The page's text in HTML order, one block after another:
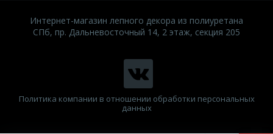
Интернет-магазин лепного декора из полиуретана
СПб, пр. Дальневосточный 14, 2 этаж, секция 205
Политика компании в отношении обработки персональных
данных